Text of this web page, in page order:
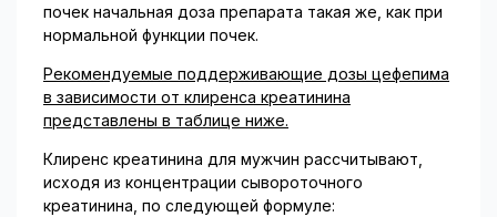
почек начальная доза пре­парата такая же, как при
нормальной функции почек.
Рекомендуемые поддерживающие дозы цефепима
в зависимости от клиренса креатинина
представлены в таблице ниже.
Клиренс креатинина для мужчин рассчитывают,
исходя из концентрации сывороточного
креатинина, по следующей формуле: